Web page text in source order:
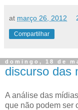
at março 26, 2012
Compartilhar
domingo, 18 de
discurso das
A análise das
que não podem ser